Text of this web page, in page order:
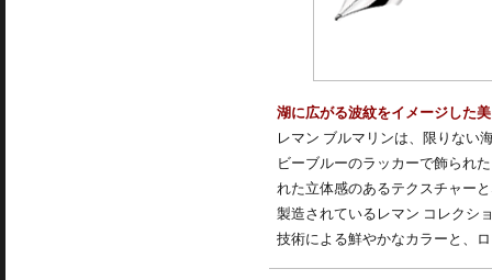
湖に広がる波紋をイメージした
レマン ブルマリンは、限りない
ビーブルーのラッカーで飾られ
れた立体感のあるテクスチャー
製造されているレマン コレクシ
技術による鮮やかなカラーと、